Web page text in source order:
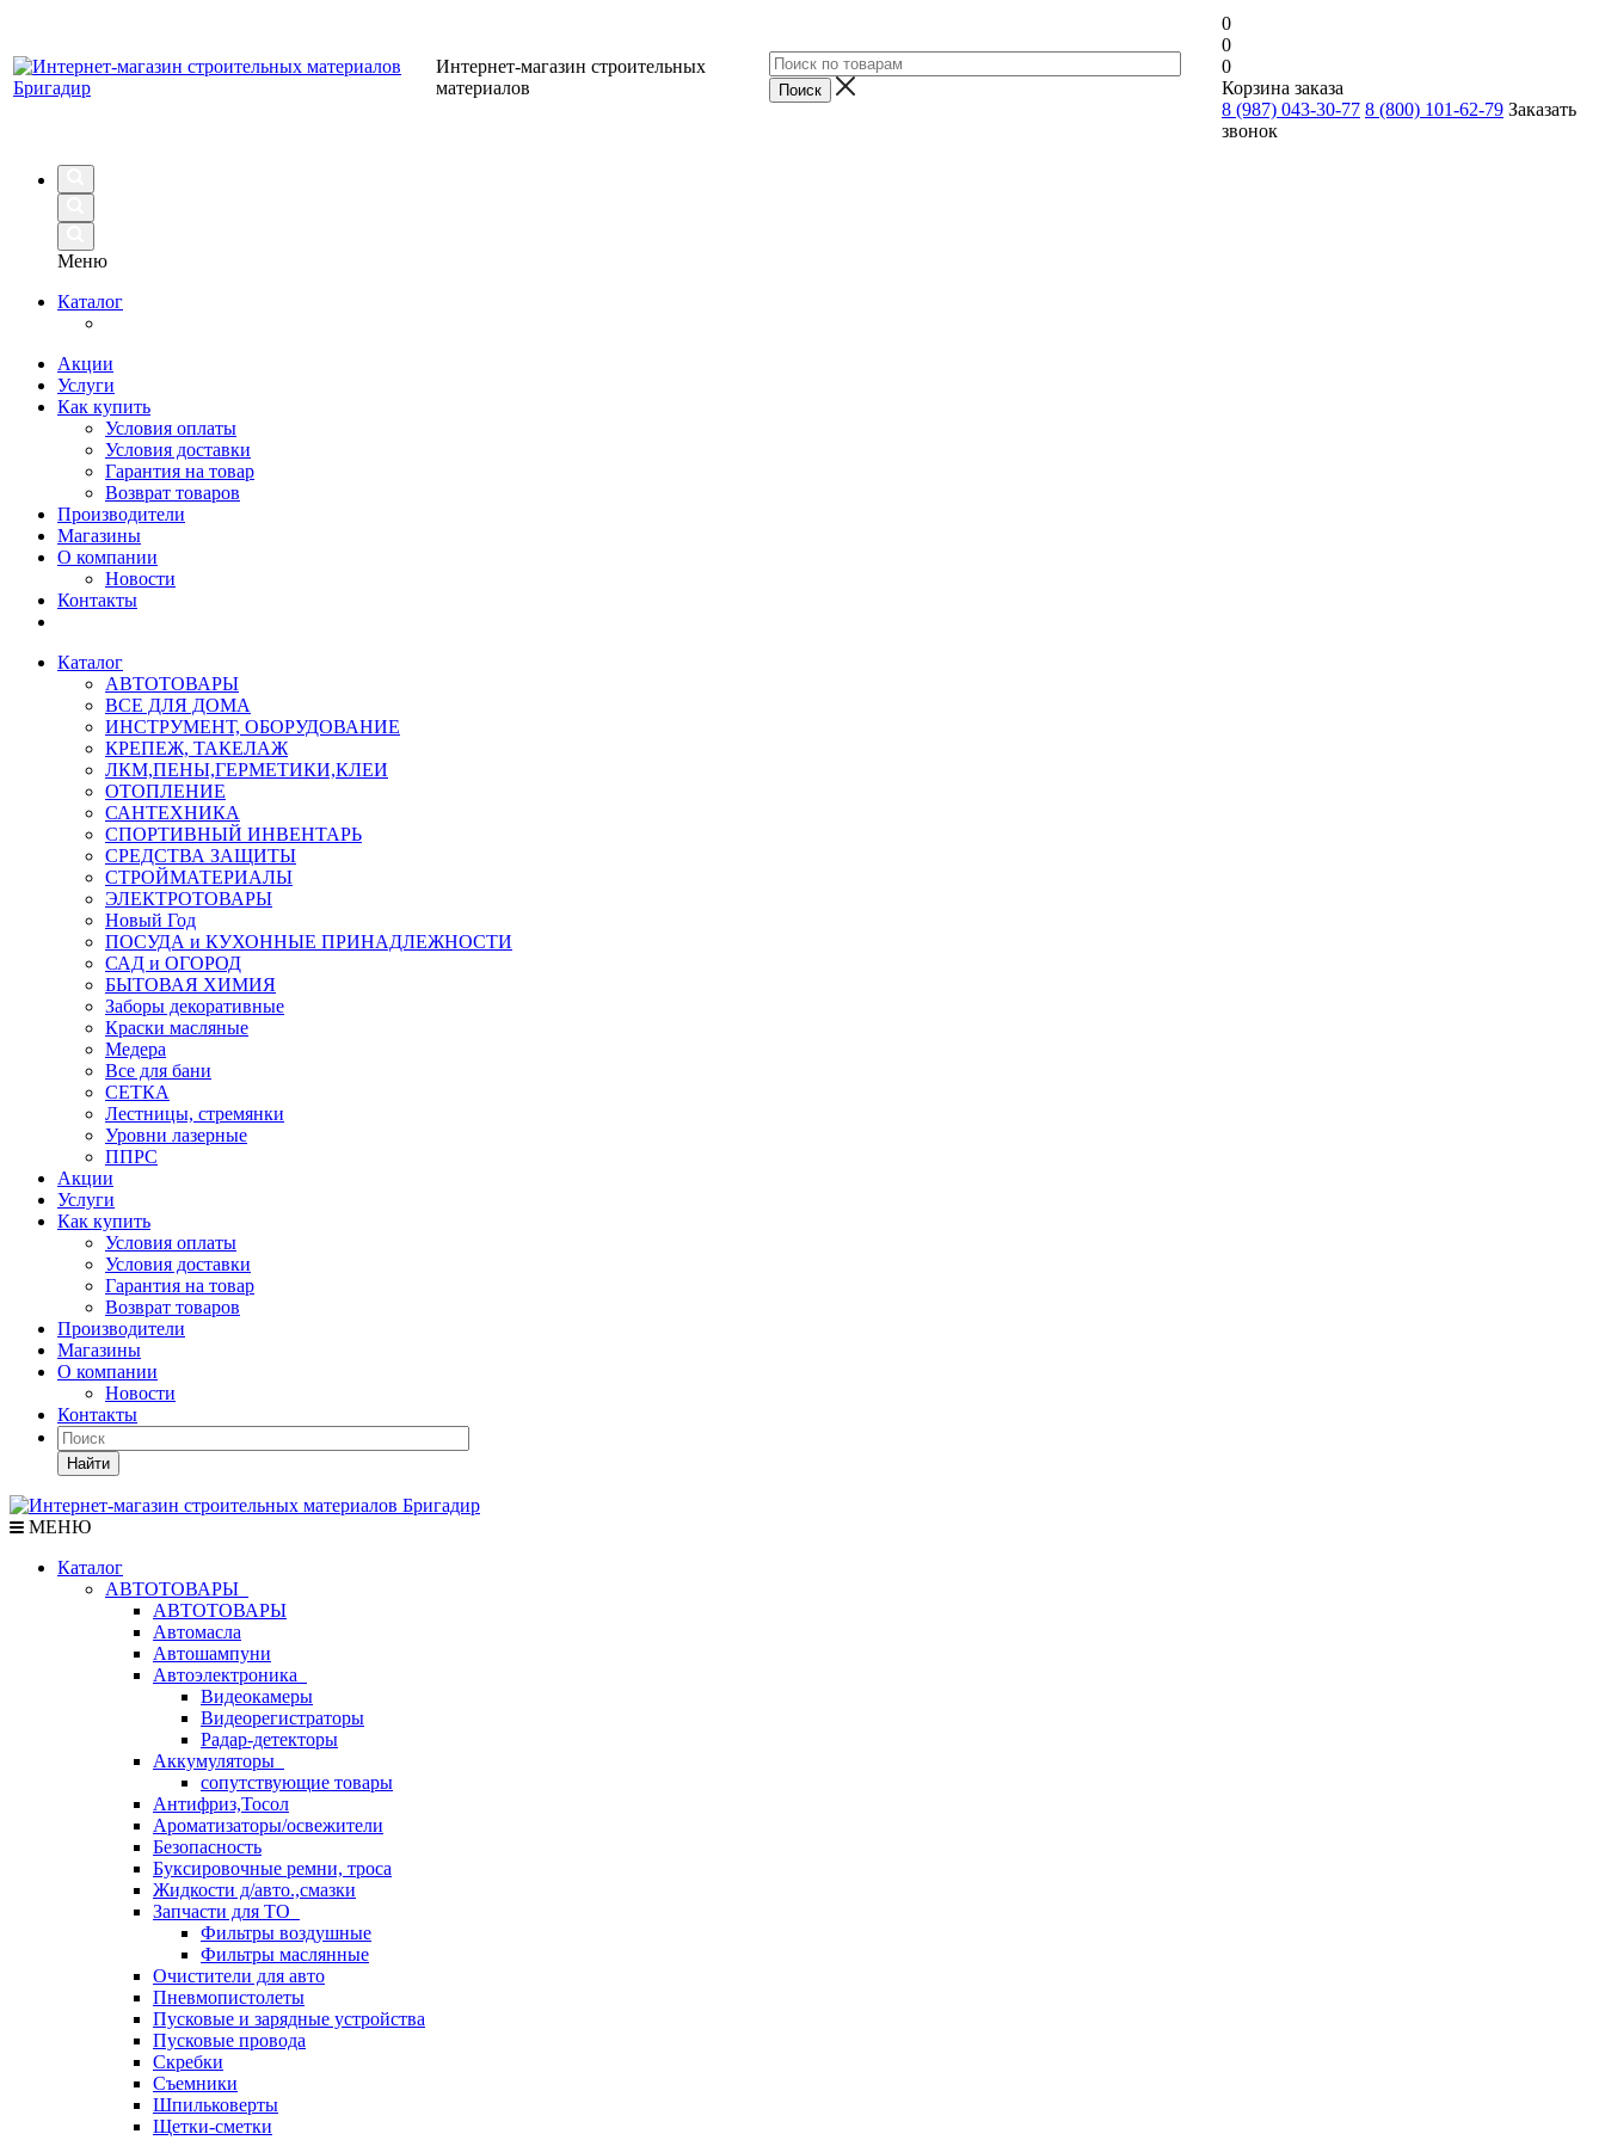
Интернет-магазин строительных
материалов
0
0
0
Корзина заказа
8 (987) 043-30-77 8 (800) 101-62-79 Заказать
звонок
Меню
Каталог
Акции
Услуги
Как купить
Условия оплаты
Условия доставки
Гарантия на товар
Возврат товаров
Производители
Магазины
О компании
Новости
Контакты
Каталог
АВТОТОВАРЫ
ВСЕ ДЛЯ ДОМА
ИНСТРУМЕНТ, ОБОРУДОВАНИЕ
КРЕПЕЖ, ТАКЕЛАЖ
ЛКМ,ПЕНЫ,ГЕРМЕТИКИ,КЛЕИ
ОТОПЛЕНИЕ
САНТЕХНИКА
СПОРТИВНЫЙ ИНВЕНТАРЬ
СРЕДСТВА ЗАЩИТЫ
СТРОЙМАТЕРИАЛЫ
ЭЛЕКТРОТОВАРЫ
Новый Год
ПОСУДА и КУХОННЫЕ ПРИНАДЛЕЖНОСТИ
САД и ОГОРОД
БЫТОВАЯ ХИМИЯ
Заборы декоративные
Краски масляные
Медера
Все для бани
СЕТКА
Лестницы, стремянки
Уровни лазерные
ППРС
Акции
Услуги
Как купить
Условия оплаты
Условия доставки
Гарантия на товар
Возврат товаров
Производители
Магазины
О компании
Новости
Контакты
Найти
МЕНЮ
Каталог
АВТОТОВАРЫ
АВТОТОВАРЫ
Автомасла
Автошампуни
Автоэлектроника
Видеокамеры
Видеорегистраторы
Радар-детекторы
Аккумуляторы
сопутствующие товары
Антифриз,Тосол
Ароматизаторы/освежители
Безопасность
Буксировочные ремни, троса
Жидкости д/авто.,смазки
Запчасти для ТО
Фильтры воздушные
Фильтры маслянные
Очистители для авто
Пневмопистолеты
Пусковые и зарядные устройства
Пусковые провода
Скребки
Съемники
Шпильковерты
Щетки-сметки